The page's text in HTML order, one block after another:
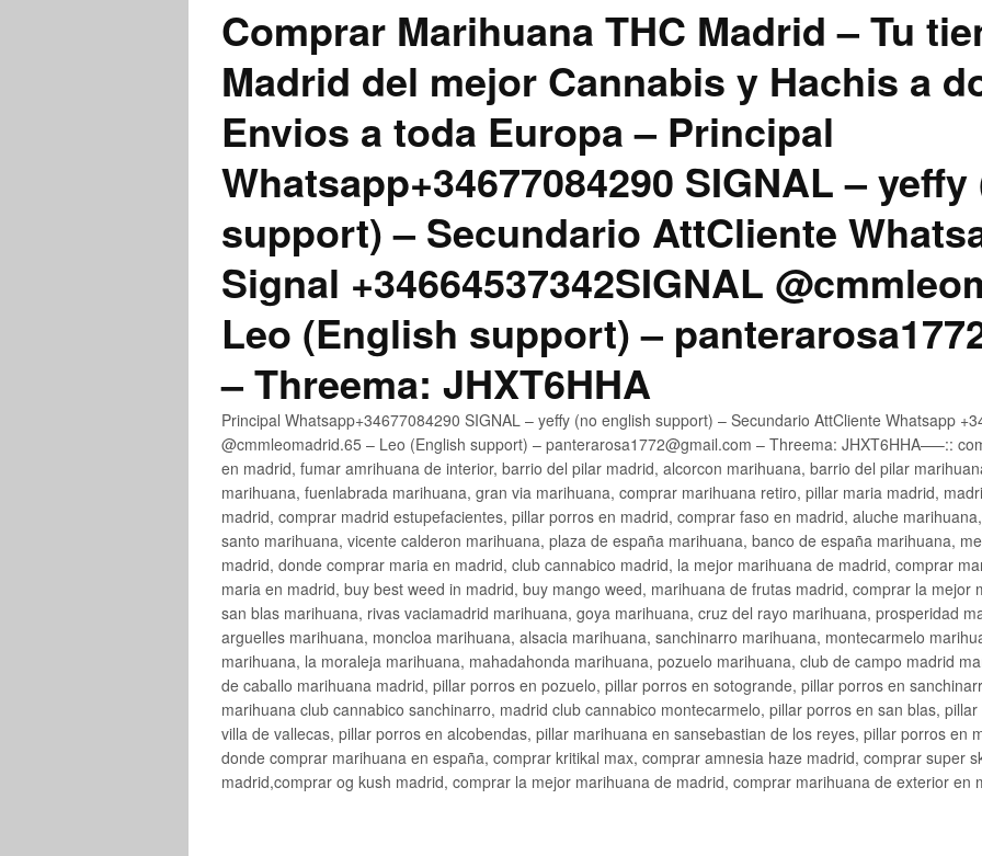
Comprar Marihuana THC Madrid – Tu
Madrid del mejor Cannabis y Hachis a
Envios a toda Europa – Principal
Whatsapp+34677084290 SIGNAL –
support) – Secundario AttCliente
Signal +34664537342SIGNAL
Leo (English support) –
– Threema: JHXT6HHA
Principal Whatsapp+34677084290 SIGNAL – yeffy (no english support) – Secundario AttCliente Whatsapp
@cmmleomadrid.65 – Leo (English support) – panterarosa1772@gmail.com – Threema: JHXT6HHA—–::
en madrid, fumar amrihuana de interior, barrio del pilar madrid, alcorcon marihuana, barrio del pilar
marihuana, fuenlabrada marihuana, gran via marihuana, comprar marihuana retiro, pillar maria madrid,
madrid, comprar madrid estupefacientes, pillar porros en madrid, comprar faso en madrid, aluche
santo marihuana, vicente calderon marihuana, plaza de españa marihuana, banco de españa marihuana,
madrid, donde comprar maria en madrid, club cannabico madrid, la mejor marihuana de madrid, comprar
maria en madrid, buy best weed in madrid, buy mango weed, marihuana de frutas madrid, comprar la mejor
san blas marihuana, rivas vaciamadrid marihuana, goya marihuana, cruz del rayo marihuana, prosperidad
arguelles marihuana, moncloa marihuana, alsacia marihuana, sanchinarro marihuana, montecarmelo
marihuana, la moraleja marihuana, mahadahonda marihuana, pozuelo marihuana, club de campo madrid
de caballo marihuana madrid, pillar porros en pozuelo, pillar porros en sotogrande, pillar porros en
marihuana club cannabico sanchinarro, madrid club cannabico montecarmelo, pillar porros en san blas,
villa de vallecas, pillar porros en alcobendas, pillar marihuana en sansebastian de los reyes, pillar porros en
donde comprar marihuana en españa, comprar kritikal max, comprar amnesia haze madrid, comprar super
madrid,comprar og kush madrid, comprar la mejor marihuana de madrid, comprar marihuana de exterior en